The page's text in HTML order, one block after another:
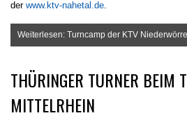
der www.ktv-nahetal.de
Weiterlesen: Turncamp der KTV
THÜRINGER TURNER BEIM
MITTELRHEIN